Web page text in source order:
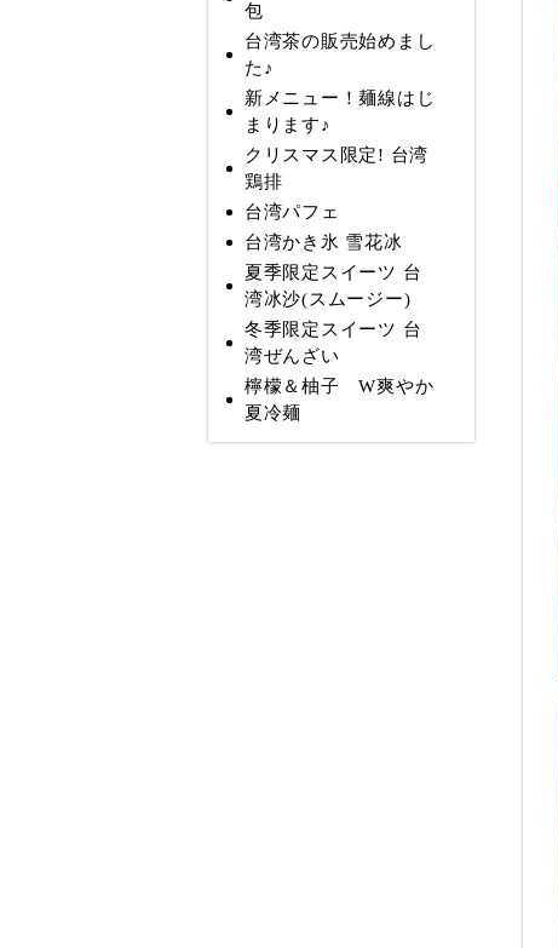
包
台湾茶の販売始めまし
た♪
新メニュー！麺線はじ
まります♪
クリスマス限定! 台湾
鶏排
台湾パフェ
台湾かき氷 雪花冰
夏季限定スイーツ 台
湾冰沙(スムージー)
冬季限定スイーツ 台
湾ぜんざい
檸檬＆柚子 W爽やか
夏冷麺